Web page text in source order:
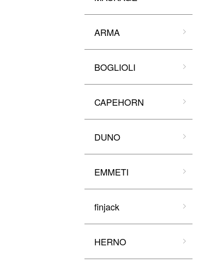
ARMA
BOGLIOLI
CAPEHORN
DUNO
EMMETI
finjack
HERNO